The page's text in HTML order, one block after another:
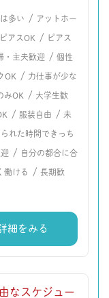
多い / アットホー
ピアスOK / ピアス
・主夫歓迎 / 個性
OK / 力仕事が少な
みOK / 大学生歓
/ 服装自由 / 未
れた時間できっち
/ 自分の都合に合
働ける / 長期歓
細をみる
なスケジュー